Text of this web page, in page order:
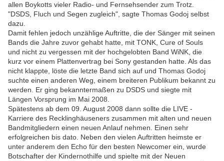
allen Boykotts vieler Radio- und Fernsehsender zum Trotz.
"DSDS, Fluch und Segen zugleich", sagte Thomas Godoj selbst
dazu.
Damit fehlen jedoch unzählige Auftritte, die der Sänger mit seinen
Bands die Jahre zuvor gehabt hatte, mit TONK, Cure of Souls
und nicht zu vergessen mit der hochgelobten Band WiNK, die
kurz vor einem Plattenvertrag bei Sony gestanden hatte. Als das
nicht klappte, löste die letzte Band sich auf und Thomas Godoj
suchte einen anderen Weg, einem breiteren Publikum bekannt zu
werden. Er ging bekanntermaßen zu DSDS und siegte mit
Längen Vorsprung im Mai 2008.
Spätestens ab dem 09. August 2008 dann sollte die LIVE -
Karriere des Recklinghäuseners zusammen mit alten und neuen
Bandmitgliedern einen neuen Anlauf nehmen. Einen sehr
erfolgreichen bis dato. Neben den vielen Auftritten heimste er
unter anderem den Echo für den besten Newcomer ein, wurde
Botschafter der Kindernothilfe und spielte mit der Neuen